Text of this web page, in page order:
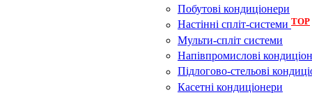
Побутові кондиціонери
Настінні спліт-системи TOP
Мульти-спліт системи
Напівпромислові
Підлогово-стельові
Касетні кондиціонери